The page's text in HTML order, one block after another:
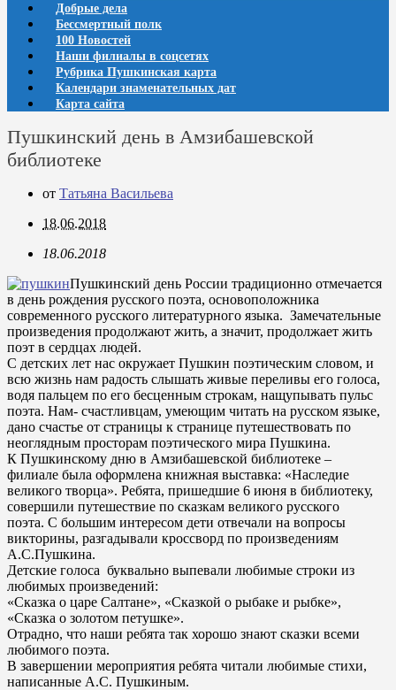
Добрые дела
Бессмертный полк
100 Новостей
Наши филиалы в соцсетях
Рубрика Пушкинская карта
Календари знаменательных дат
Карта сайта
Пушкинский день в Амзибашевской
библиотеке
от Татьяна Васильева
18.06.2018
18.06.2018
Пушкинский день России традиционно отмечается
в день рождения русского поэта, основоположника
современного русского литературного языка. Замечательные
произведения продолжают жить, а значит, продолжает жить
поэт в сердцах людей.
С детских лет нас окружает Пушкин поэтическим словом, и
всю жизнь нам радость слышать живые переливы его голоса,
водя пальцем по его бесценным строкам, нащупывать пульс
поэта. Нам- счастливцам, умеющим читать на русском языке,
дано счастье от страницы к странице путешествовать по
неоглядным просторам поэтического мира Пушкина.
К Пушкинскому дню в Амзибашевской библиотеке –
филиале была оформлена книжная выставка: «Наследие
великого творца». Ребята, пришедшие 6 июня в библиотеку,
совершили путешествие по сказкам великого русского
поэта. С большим интересом дети отвечали на вопросы
викторины, разгадывали кроссворд по произведениям
А.С.Пушкина.
Детские голоса буквально выпевали любимые строки из
любимых произведений:
«Сказка о царе Салтане», «Сказкой о рыбаке и рыбке»,
«Сказка о золотом петушке».
Отрадно, что наши ребята так хорошо знают сказки всеми
любимого поэта.
В завершении мероприятия ребята читали любимые стихи,
написанные А.С. Пушкиным.